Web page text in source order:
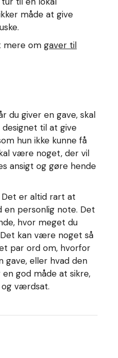
måde at give
mere omgaver til
du giver en gave, skal
til at give
hun ikke kunne få
være noget, der vil
ansigt og gøre hende
Det er altid rart at
en personlig note. Det
hvor meget du
kan være noget så
par ord om, hvorfor
gave, eller hvad den
god måde at sikre,
og værdsat.